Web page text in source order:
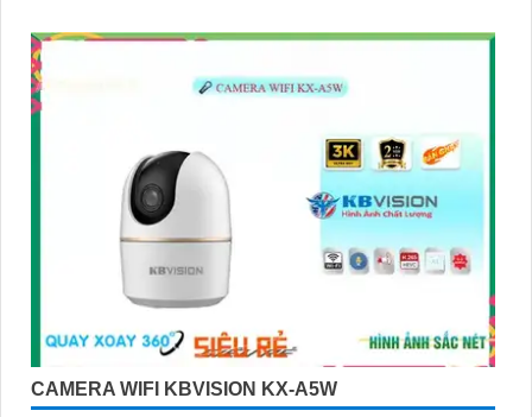
CAMERA WIFI KBVISION KX-A5W